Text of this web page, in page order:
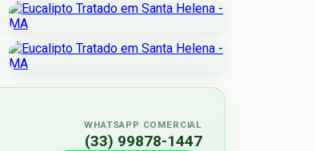
WHATSAPP COMERCIAL
(33) 99878-1447